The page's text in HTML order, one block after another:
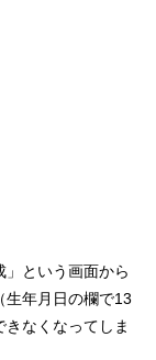
」という画面から
生年月日の欄で13
なくなってしま